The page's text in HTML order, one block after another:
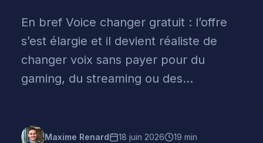
En bref Voice changer gratuit : l’offre
s’est élargie et il devient réaliste de
changer voix sans payer pour du
gaming, du streaming ou des...
Maxime Renard 18 juin 2026 19 min